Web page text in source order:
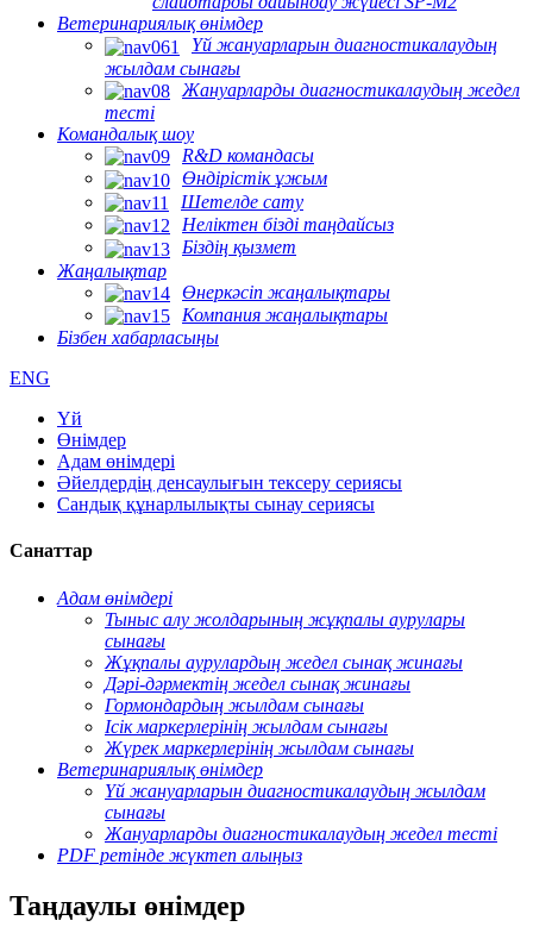
Ветеринариялық өнімдер
Үй жануарларын диагностикалаудың
жылдам сынағы
Жануарларды диагностикалаудың жедел
тесті
Командалық шоу
R&D командасы
Өндірістік ұжым
Шетелде сату
Неліктен бізді таңдайсыз
Біздің қызмет
Жаңалықтар
Өнеркәсіп жаңалықтары
Компания жаңалықтары
Бізбен хабарласыңы
ENG
Үй
Өнімдер
Адам өнімдері
Әйелдердің денсаулығын тексеру сериясы
Сандық құнарлылықты сынау сериясы
Санаттар
Адам өнімдері
Тыныс алу жолдарының жұқпалы аурулары
сынағы
Жұқпалы аурулардың жедел сынақ жинағы
Дәрі-дәрмектің жедел сынақ жинағы
Гормондардың жылдам сынағы
Ісік маркерлерінің жылдам сынағы
Жүрек маркерлерінің жылдам сынағы
Ветеринариялық өнімдер
Үй жануарларын диагностикалаудың жылдам
сынағы
Жануарларды диагностикалаудың жедел тесті
PDF ретінде жүктеп алыңыз
Таңдаулы өнімдер